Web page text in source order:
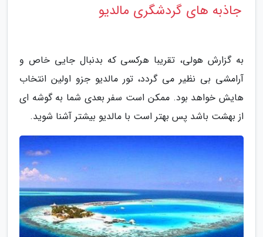
جاذبه های گردشگری مالدیو
به گزارش هولی، تقریبا هرکسی که بدنبال جایی خاص و
آرامشی بی نظیر می گردد، تور مالدیو جزو اولین انتخاب
هایش خواهد بود. ممکن است سفر بعدی شما به گوشه ای
از بهشت باشد پس بهتر است با مالدیو بیشتر آشنا شوید.